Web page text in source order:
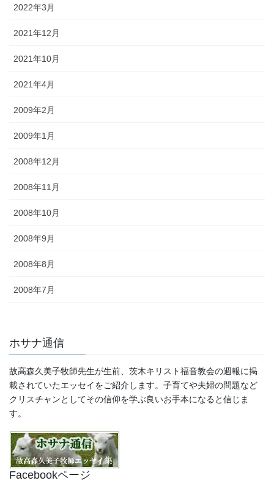
2022年3月
2021年12月
2021年10月
2021年4月
2009年2月
2009年1月
2008年12月
2008年11月
2008年10月
2008年9月
2008年8月
2008年7月
ホサナ通信
故高森久美子牧師先生が生前、茨木キリスト福音教会の週報に掲
載されていたエッセイをご紹介します。子育てや夫婦の問題など
クリスチャンとしてその信仰を学ぶ良いお手本になると信じま
す。
Facebookページ